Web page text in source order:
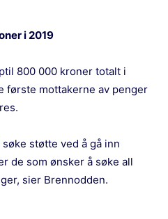
i 2019
800 000 kroner totalt i
første mottakerne av penger
støtte ved å gå inn
de som ønsker å søke all
sier Brennodden.